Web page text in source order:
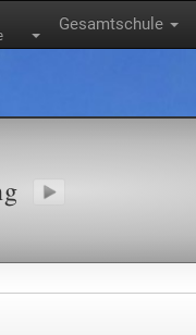
Gesamtschule